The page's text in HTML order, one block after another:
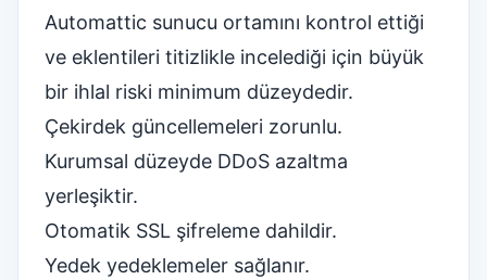
Automattic sunucu ortamını kontrol ettiği
ve eklentileri titizlikle incelediği için büyük
bir ihlal riski minimum düzeydedir.
Çekirdek güncellemeleri zorunlu.
Kurumsal düzeyde DDoS azaltma
yerleşiktir.
Otomatik SSL şifreleme dahildir.
Yedek yedeklemeler sağlanır.